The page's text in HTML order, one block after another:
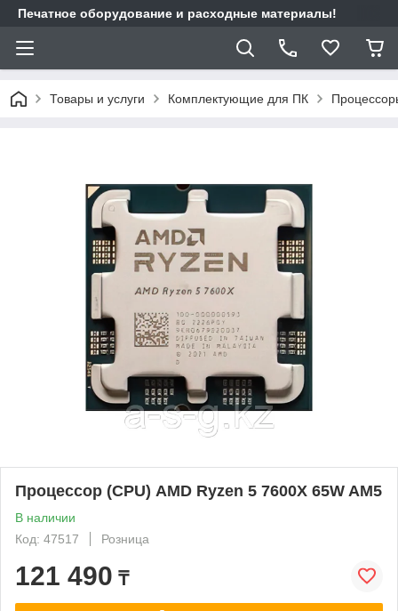
Печатное оборудование и расходные материалы!
Товары и услуги Комплектующие для ПК
Процессор (CPU) AMD Ryzen 5 7600X 65W AM5
В наличии
Код: 47517
Розница
121 490 ₸